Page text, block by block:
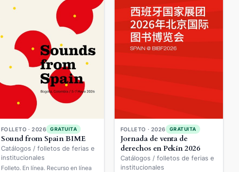
FOLLETO · 2026 GRATUITA
Sound from Spain BIME
Catálogos / folletos de ferias e
institucionales
Folleto. En línea. Recurso en línea
FOLLETO · 2026 GRATUITA
Jornada de venta de
derechos en Pekín 2026
Catálogos / folletos de ferias e
institucionales